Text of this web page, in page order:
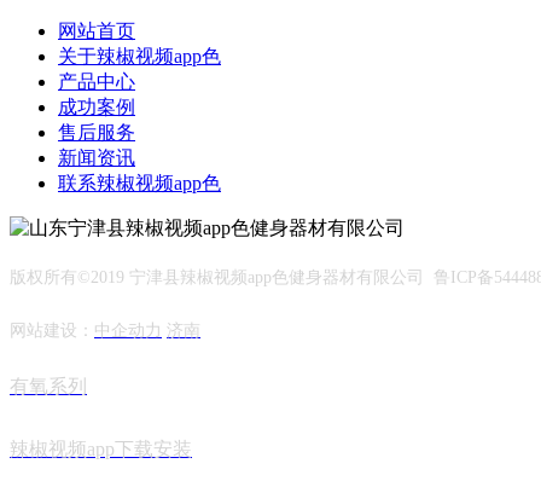
网站首页
关于辣椒视频app色
产品中心
成功案例
售后服务
新闻资讯
联系辣椒视频app色
版权所有©2019 宁津县辣椒视频app色健身器材有限公司 鲁ICP备
网站建设： 中企动力 济南
有氧系列
辣椒视频app下载安装